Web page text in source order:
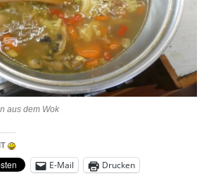
aus dem Wok
E-Mail Drucken